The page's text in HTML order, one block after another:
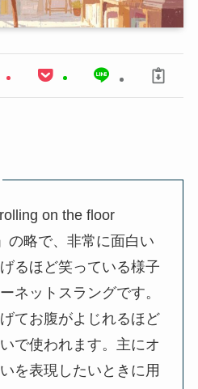
on the floor
の略で、非常に面白い
るほど笑っている様子
ネットスラングです。
てお腹がよじれるほど
で使われます。主にオ
を表現したいときに用